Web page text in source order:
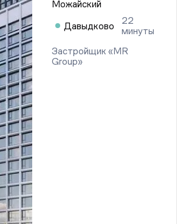
Можайский
Давыдково
22
минуты
Застройщик «MR
Group»